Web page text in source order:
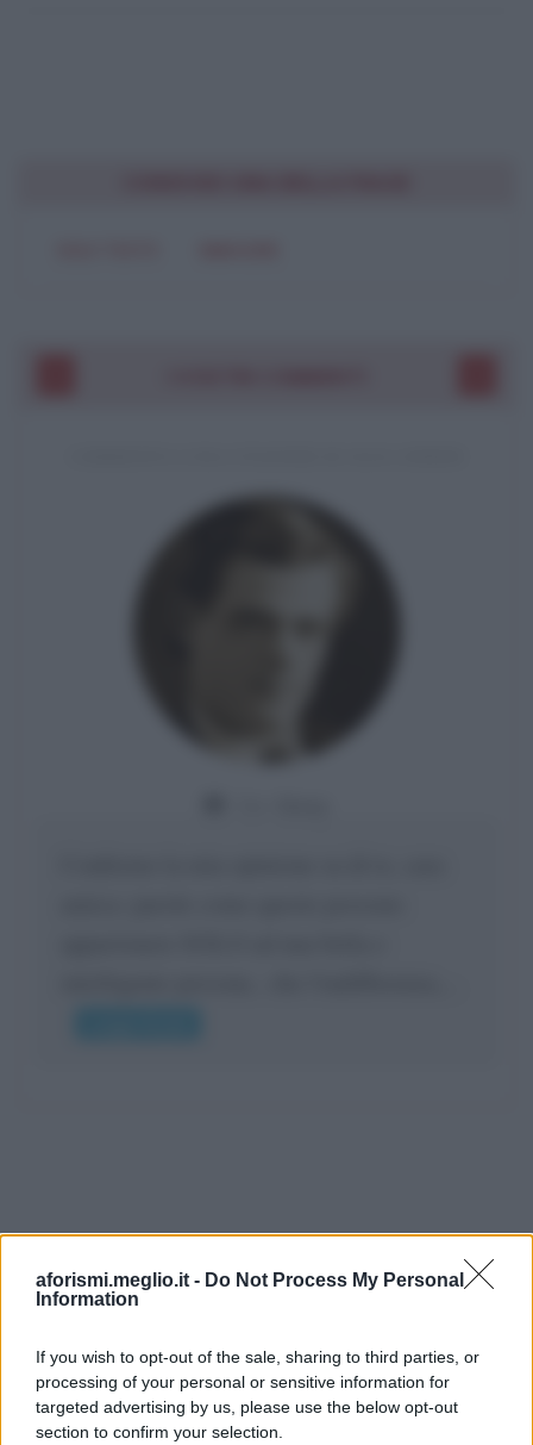
aforismi.meglio.it - Do Not Process My Personal
Information
If you wish to opt-out of the sale, sharing to third parties, or
processing of your personal or sensitive information for
targeted advertising by us, please use the below opt-out
section to confirm your selection.
Ricevi LE FRASI PIÙ BELLE via e-mail